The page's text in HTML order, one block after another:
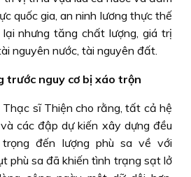
quốc gia, an ninh lương thực thế
nhưng tăng chất lượng, giá trị
nguyên nước, tài nguyên đất.
trước nguy cơ bị xáo trộn
sĩ Thiện cho rằng, tất cả hệ
các đập dự kiến xây dựng đều
trọng đến lượng phù sa về với
phù sa đã khiến tình trạng sạt lở